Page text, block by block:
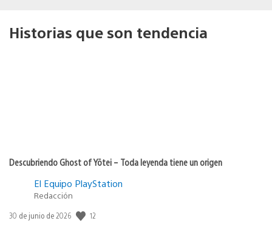
Historias que son tendencia
Descubriendo Ghost of Yōtei – Toda leyenda tiene un origen
El Equipo PlayStation
Redacción
Fecha
30 de junio de 2026 12